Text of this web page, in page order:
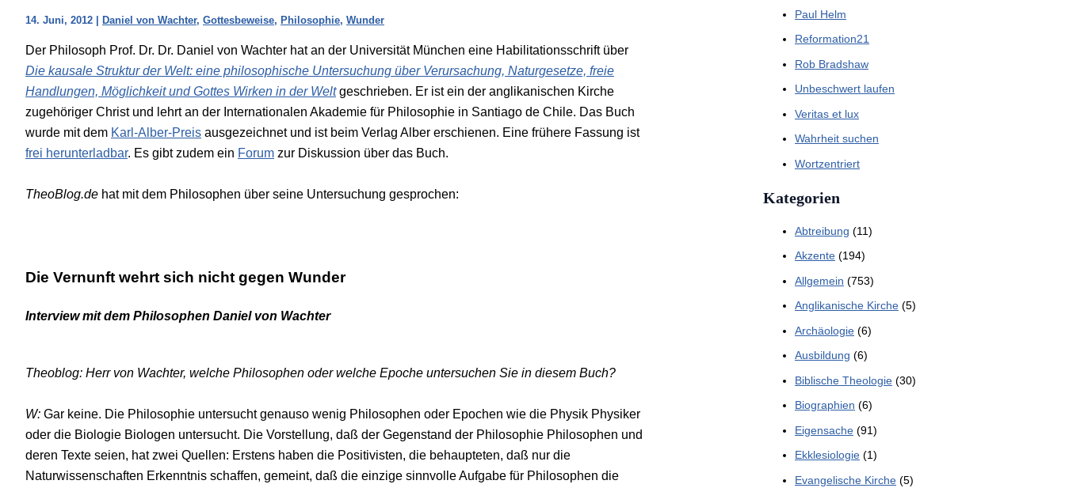
14. Juni, 2012 Daniel von Wachter, Gottesbeweise, Philosophie, Wunder
Der Philosoph Prof. Dr. Dr. Daniel von Wachter hat an der Universität München eine Habilitationsschrift über
Die kausale Struktur der Welt: eine philosophische Untersuchung über Verursachung, Naturgesetze, freie
Handlungen, Möglichkeit und Gottes Wirken in der Weltgeschrieben. Er ist ein der anglikanischen Kirche
zugehöriger Christ und lehrt an der Internationalen Akademie für Philosophie in Santiago de Chile. Das Buch
wurde mit dem Karl-Alber-Preis ausgezeichnet und ist beim Verlag Alber erschienen. Eine frühere Fassung ist
frei herunterladbar. Es gibt zudem ein Forum zur Diskussion über das Buch.
TheoBlog.de hat mit dem Philosophen über seine Untersuchung gesprochen:
Die Vernunft wehrt sich nicht gegen Wunder
Interview mit dem Philosophen Daniel von Wachter
Theoblog: Herr von Wachter, welche Philosophen oder welche Epoche untersuchen Sie in diesem Buch?
W: Gar keine. Die Philosophie untersucht genauso wenig Philosophen oder Epochen wie die Physik Physiker
oder die Biologie Biologen untersucht. Die Vorstellung, daß der Gegenstand der Philosophie Philosophen und
deren Texte seien, hat zwei Quellen: Erstens haben die Positivisten, die behaupteten, daß nur die
Naturwissenschaften Erkenntnis schaffen, gemeint, daß die einzige sinnvolle Aufgabe für Philosophen die
Paul Helm
Reformation21
Rob Bradshaw
Unbeschwert laufen
Veritas et lux
Wahrheit suchen
Wortzentriert
Kategorien
Abtreibung (11)
Akzente (194)
Allgemein (753)
Anglikanische Kirche (5)
Archäologie (6)
Ausbildung (6)
Biblische Theologie (30)
Biographien (6)
Eigensache (91)
Ekklesiologie (1)
Evangelische Kirche (5)